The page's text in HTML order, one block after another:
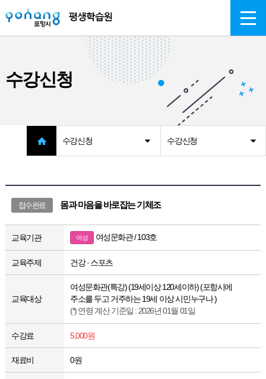
수강신청
수강신청 수강신청
접수완료 몸과 마음을 바로잡는 기체조
교육기관 여성 여성문화관 / 103호
교육주제 건강 · 스포츠
교육대상
여성문화관(특강) (19세이상 120세이하) (포항시에
주소를 두고 거주하는 19세 이상 시민누구나 )
(*) 연령 계산 기준일 : 2026년 01월 01일
수강료 5,000원
재료비 0원